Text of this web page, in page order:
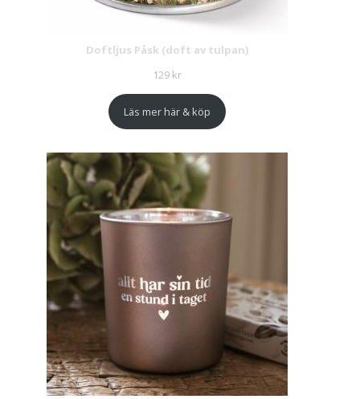
Doftljus Påsk (doft av tulpan)
129 kr
Läs mer här & köp